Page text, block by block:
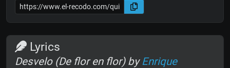
Lyrics
Desvelo (De flor en flor) byEnrique